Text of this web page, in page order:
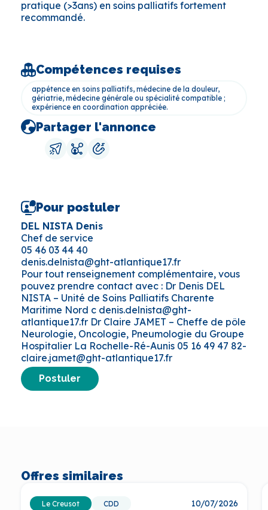
Compétences requises
appétence en soins palliatifs, médecine de la douleur,
gériatrie, médecine générale ou spécialité compatible ;
expérience en coordination appréciée.
Partager l'annonce
pratique (>3ans) en soins palliatifs fortement
recommandé.
Pour postuler
DEL NISTA Denis
Chef de service
05 46 03 44 40
denis.delnista@ght-atlantique17.fr
Pour tout renseignement complémentaire, vous
pouvez prendre contact avec : Dr Denis DEL
NISTA – Unité de Soins Palliatifs Charente
Maritime Nord c denis.delnista@ght-
atlantique17.fr Dr Claire JAMET – Cheffe de pôle
Neurologie, Oncologie, Pneumologie du Groupe
Hospitalier La Rochelle-Ré-Aunis 05 16 49 47 82-
claire.jamet@ght-atlantique17.fr
Postuler
Offres similaires
Le Creusot CDD 10/07/2026